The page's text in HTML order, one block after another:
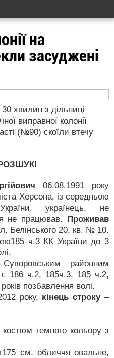
на
засуджені
хвилин з дільниці
виправної колонії
(№90) скоїли втечу
06.08.1991 року
Херсона, із середньою
українець, не
не працював. Проживав
Белінського 20, кв. № 10.
ч.3 КК України до 3
районним
186 ч.2, 185ч.3, 185 ч.2,
позбавлення волі.
року, кінець строку–
темного кольору з
см, обличчя овальне,